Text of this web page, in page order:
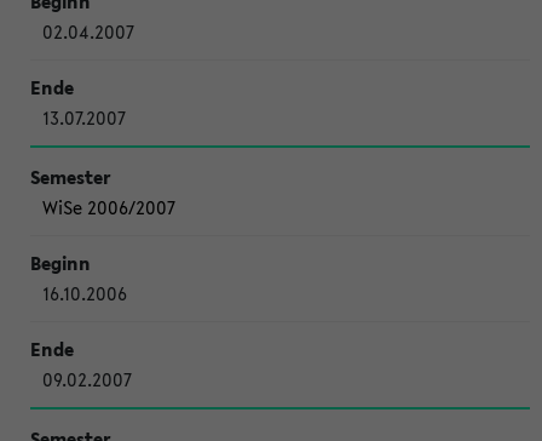
02.04.2007
13.07.2007
WiSe 2006/2007
16.10.2006
09.02.2007